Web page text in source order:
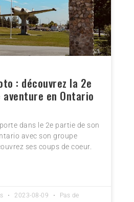
: découvrez la 2e
en Ontario
dans le 2e partie de son
avec son groupe
ses coups de coeur.
2023-08-09
Pas de